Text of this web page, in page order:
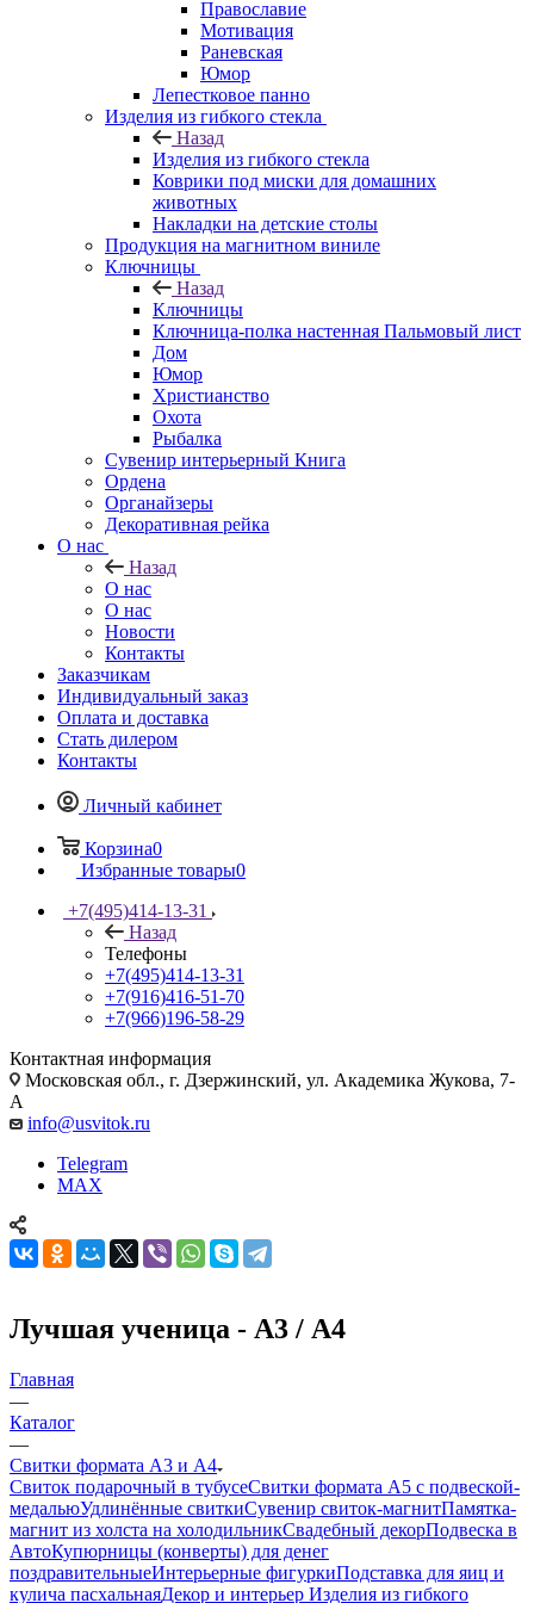
Православие
Мотивация
Раневская
Юмор
Лепестковое панно
Изделия из гибкого стекла
Назад
Изделия из гибкого стекла
Коврики под миски для домашних
животных
Накладки на детские столы
Продукция на магнитном виниле
Ключницы
Назад
Ключницы
Ключница-полка настенная Пальмовый лист
Дом
Юмор
Христианство
Охота
Рыбалка
Сувенир интерьерный Книга
Ордена
Органайзеры
Декоративная рейка
О нас
Назад
О нас
О нас
Новости
Контакты
Заказчикам
Индивидуальный заказ
Оплата и доставка
Стать дилером
Контакты
Личный кабинет
Корзина0
Избранные товары0
+7(495)414-13-31
Назад
Телефоны
+7(495)414-13-31
+7(916)416-51-70
+7(966)196-58-29
Контактная информация
Московская обл., г. Дзержинский, ул. Академика Жукова, 7-
А
info@usvitok.ru
Telegram
MAX
Лучшая ученица - А3 / А4
Главная
—
Каталог
—
Свитки формата А3 и А4
Свиток подарочный в тубусеСвитки формата А5 с подвеской-
медальюУдлинённые свиткиСувенир свиток-магнитПамятка-
магнит из холста на холодильникСвадебный декорПодвеска в
АвтоКупюрницы (конверты) для денег
поздравительныеИнтерьерные фигуркиПодставка для яиц и
кулича пасхальнаяДекор и интерьер Изделия из гибкого